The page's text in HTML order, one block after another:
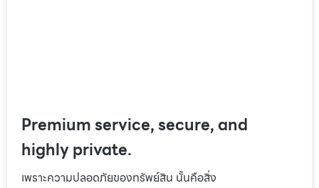
Premium service, secure, and
highly private.
เพราะความปลอดภัยของทรัพย์สิน นั้นคือสิ่ง